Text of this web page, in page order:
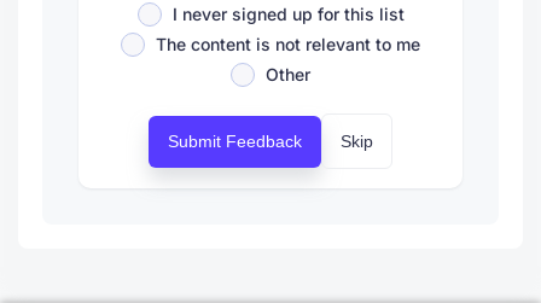
I never signed up for this list
The content is not relevant to me
Other
Submit Feedback Skip